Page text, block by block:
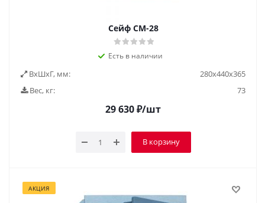
Сейф СМ-28
Есть в наличии
ВxШxГ, мм:
280х440х365
Вес, кг:
73
29 630₽/шт
В корзину
АКЦИЯ